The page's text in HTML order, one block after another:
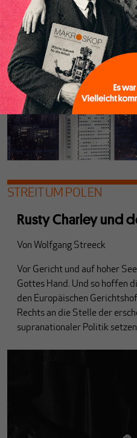
wenn es doch keinen
STREIT UM POLEN
Rusty Charley und
Von Wolfgang Streeck
Vor Gericht und auf hoher
Gottes Hand. Und so hoffen
den Europäischen
Rechts an die Stelle der
supranationaler Politik